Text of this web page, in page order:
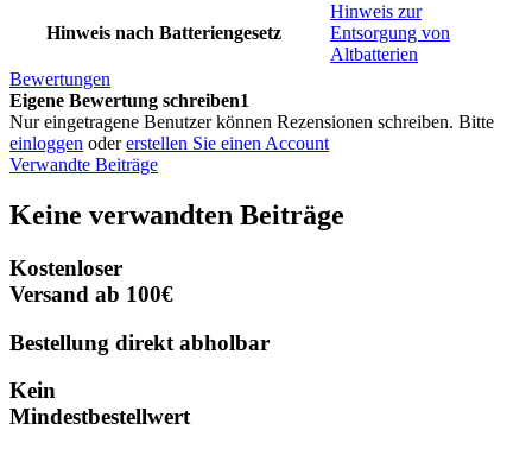
Hinweis nach Batteriengesetz
Hinweis zur
Entsorgung von
Altbatterien
Bewertungen
Eigene Bewertung schreiben1
Nur eingetragene Benutzer können Rezensionen schreiben. Bitte
einloggen odererstellen Sie einen Account
Verwandte Beiträge
Keine verwandten Beiträge
Kostenloser
Versand ab 100€
Bestellung direkt abholbar
Kein
Mindestbestellwert